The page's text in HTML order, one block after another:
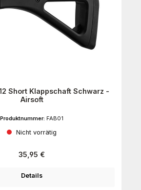
Short Klappschaft Schwarz -
Airsoft
Produktnummer: FAB01
Nicht vorrätig
Regulärer Preis:
35,95 €
Details